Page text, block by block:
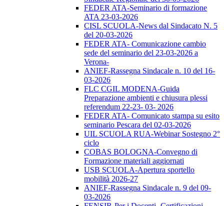
FEDER ATA-Seminario di formazione
ATA 23-03-2026
CISL SCUOLA-News dal Sindacato N. 5
del 20-03-2026
FEDER ATA- Comunicazione cambio
sede del seminario del 23-03-2026 a
Verona-
ANIEF-Rassegna Sindacale n. 10 del 16-
03-2026
FLC CGIL MODENA-Guida
Preparazione ambienti e chiusura plessi
referendum 22-23- 03- 2026
FEDER ATA- Comunicato stampa su esito
seminario Pescara del 02-03-2026
UIL SCUOLA RUA-Webinar Sostegno 2°
ciclo
COBAS BOLOGNA-Convegno di
Formazione materiali aggiornati
USB SCUOLA-Apertura sportello
mobilità 2026-27
ANIEF-Rassegna Sindacale n. 9 del 09-
03-2026